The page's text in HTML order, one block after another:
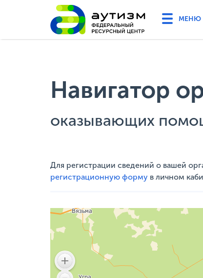
Навигатор
оказывающих
Для регистрации сведений о вашей
регистрационную форму в личном